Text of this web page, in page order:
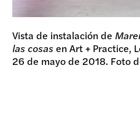
Vista de instalación de
las cosasen Art + Practice,
26 de mayo de 2018. Foto